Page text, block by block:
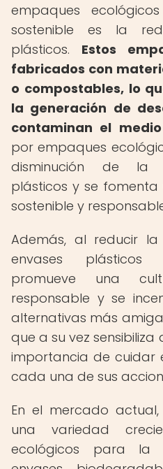
empaques
sostenible es la
plásticos. Estos
fabricados con
o compostables, lo
la generación de
contaminan el
por empaques
disminución de la
plásticos y se
sostenible y
Además, al reducir
envases plásticos
promueve una
responsable y se
alternativas más
que a su vez
importancia de cuidar
cada una de sus
En el mercado
una variedad
ecológicos para la